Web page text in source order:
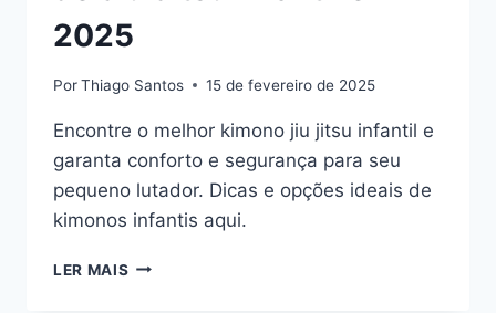
2025
PorThiago Santos 15 de fevereiro de 2025
Encontre o melhor kimono jiu jitsu infantil e
garanta conforto e segurança para seu
pequeno lutador. Dicas e opções ideais de
kimonos infantis aqui.
LER MAIS OS